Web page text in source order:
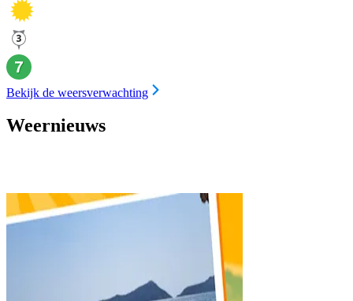
Bekijk de weersverwachting
Weernieuws